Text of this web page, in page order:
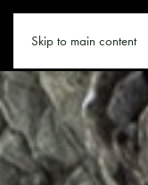
Skip to main content
SAALBACH.CO